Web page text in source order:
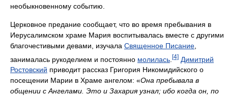
необыкновенному событию.
Церковное предание сообщает, что во время пребывания в
Иерусалимском храме Мария воспитывалась вместе с другими
благочестивыми девами, изучала Священное Писание
занималась рукоделием и постоянно молилась [4] Димитрий
Ростовский приводит рассказ Григория Никомидийского о
посещении Марии в Храме ангелом: «Она пребывала в
общении с Ангелами. Это и Захария узнал; ибо когда он, по